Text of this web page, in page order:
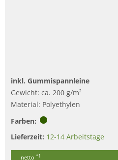
inkl. Gummispannleine
Gewicht: ca. 200 g/m²
Material: Polyethylen
Farben:
Lieferzeit: 12-14 Arbeitstage
netto *1